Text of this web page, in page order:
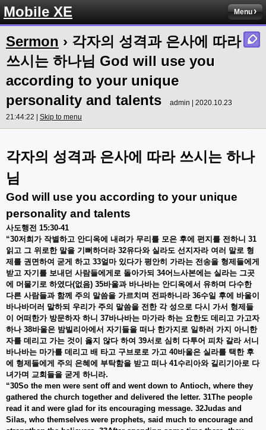
Mobile XE Menu
Sermon › 각자의 성격과 은사에 따라
쓰시는 하나님 God will use you
according to your unique
personality and talents
admin | 2020.10.23
21:44:22 | Skip to menu
각자의 성격과 은사에 따라 쓰시는 하나
님
God will use you according to your unique
personality and talents
사도행전 15:30-41
“30저희가 작별하고 안디옥에 내려가 무리를 모은 후에 편지를 전하니 31
읽고 그 위로한 말을 기뻐하더라32유다와 실라도 선지자라 여러 말로 형
제를 권면하여 굳게 하고 33얼마 있다가 평안히 가라는 전송을 형제들에게
받고 자기를 보내던 사람들에게로 돌아가되 34어느사본에는 실라는 그곳
에 머물기로 하였다(없음) 35바울과 바나바는 안디옥에서 유하며 다수한
다른 사람들과 함께 주의 말씀을 가르치며 전파하니라36수일 후에 바울이
바나바더러 말하되 우리가 주의 말씀을 전한 각 성으로 다시 가서 형제들
이
어떠한가 방문하자 하니 37바나바는 마가라 하는 요한도 데리고 가고자
하나38바울은 밤빌리아에서 자기들을 떠나 한가지로 일하러 가지 아니한
자를 데리고 가는 것이 옳지 않다 하여 39서로 심히 다투어 피차 갈라 서니
바나바는 마가를 데리고 배 타고 구브로로 가고 40바울은 실라를 택한 후
에 형제들에게 주의 은혜에 부탁함을 받고 떠나41수리아와 길리기아로 다
녀가며 교회들을 굳게 하니라.
“30So the men were sent off and went down to Antioch, where they
gathered the church together and delivered the letter. 31The people
read it and were glad for its encouraging message. 32Judas and
Silas, who themselves were prophets, said much to encourage and